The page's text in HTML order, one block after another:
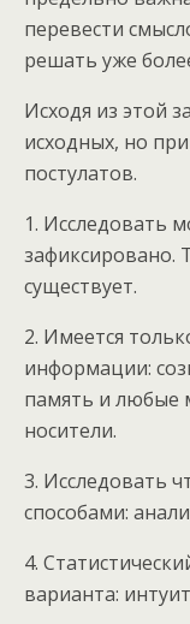
перевести
решать уже
Исходя из этой
исходных, но
постулатов.
1. Исследовать
зафиксировано.
существует.
2. Имеется
информации:
память и любые
носители.
3. Исследовать
способами:
4.
варианта: